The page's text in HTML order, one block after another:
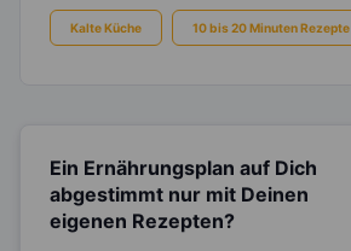
Kalte Küche 10 bis 20 Minuten Rezepte
Ein Ernährungsplan auf Dich
abgestimmt nur mit Deinen
eigenen Rezepten?